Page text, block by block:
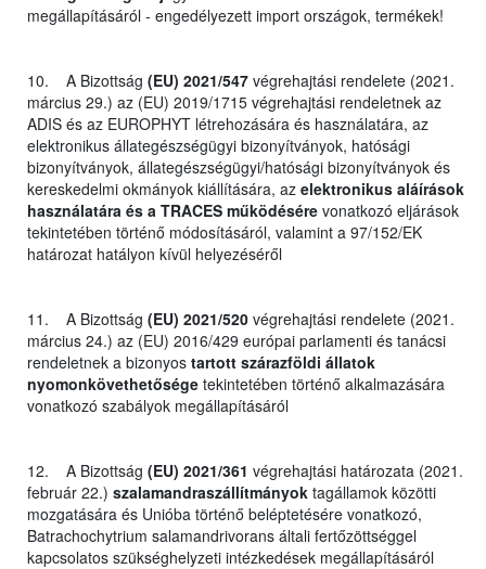
megállapításáról - engedélyezett import országok, termékek!
10. A Bizottság (EU) 2021/547 végrehajtási rendelete (2021.
március 29.) az (EU) 2019/1715 végrehajtási rendeletnek az
ADIS és az EUROPHYT létrehozására és használatára, az
elektronikus állategészségügyi bizonyítványok, hatósági
bizonyítványok, állategészségügyi/hatósági bizonyítványok és
kereskedelmi okmányok kiállítására, az elektronikus aláírások
használatára és a TRACES működésére vonatkozó eljárások
tekintetében történő módosításáról, valamint a 97/152/EK
határozat hatályon kívül helyezéséről
11. A Bizottság (EU) 2021/520 végrehajtási rendelete (2021.
március 24.) az (EU) 2016/429 európai parlamenti és tanácsi
rendeletnek a bizonyos tartott szárazföldi állatok
nyomonkövethetősége tekintetében történő alkalmazására
vonatkozó szabályok megállapításáról
12. A Bizottság (EU) 2021/361 végrehajtási határozata (2021.
február 22.) szalamandraszállítmányok tagállamok közötti
mozgatására és Unióba történő beléptetésére vonatkozó,
Batrachochytrium salamandrivorans általi fertőzöttséggel
kapcsolatos szükséghelyzeti intézkedések megállapításáról